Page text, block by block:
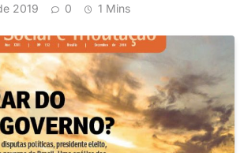
2019 0 1 Mins